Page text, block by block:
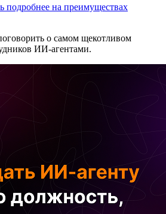
подробнее на преимуществах
о самом щекотливом
ИИ-агентами.